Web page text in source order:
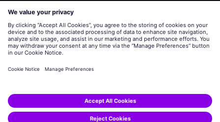
Siemens Energy is a trademark licensed by Siemens AG.
© Siemens Energy, 2020 - 2026